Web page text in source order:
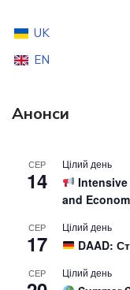
UK
EN
Анонси
СЕР
14
Цілий день
Intensive
and
СЕР
17
Цілий день
DAAD:
СЕР Цілий день